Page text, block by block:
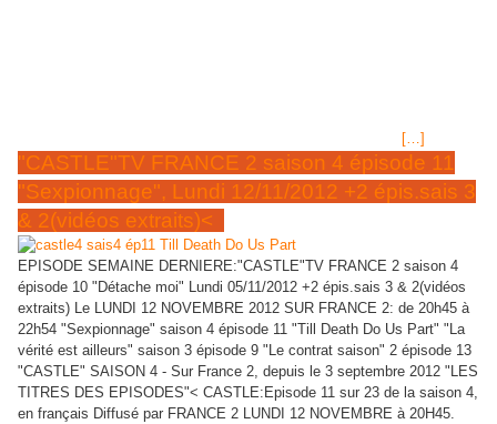
[…]
"CASTLE"TV FRANCE 2 saison 4 épisode 11
"Sexpionnage", Lundi 12/11/2012 +2 épis.sais 3
& 2(vidéos extraits)<
EPISODE SEMAINE DERNIERE:"CASTLE"TV FRANCE 2 saison 4
épisode 10 "Détache moi" Lundi 05/11/2012 +2 épis.sais 3 & 2(vidéos
extraits) Le LUNDI 12 NOVEMBRE 2012 SUR FRANCE 2: de 20h45 à
22h54 "Sexpionnage" saison 4 épisode 11 "Till Death Do Us Part" "La
vérité est ailleurs" saison 3 épisode 9 "Le contrat saison" 2 épisode 13
"CASTLE" SAISON 4 - Sur France 2, depuis le 3 septembre 2012 "LES
TITRES DES EPISODES"< CASTLE:Episode 11 sur 23 de la saison 4,
en français Diffusé par FRANCE 2 LUNDI 12 NOVEMBRE à 20H45.